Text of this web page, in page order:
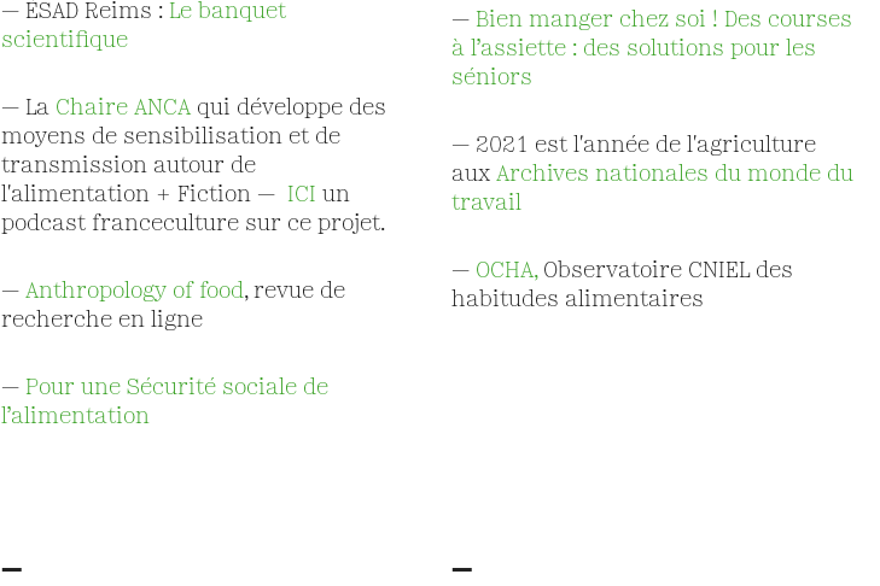
— ÉSAD Reims : Le banquet
scientifique
— La Chaire ANCAqui développe des
moyens de sensibilisation et de
transmission autour de
l'alimentation + Fiction — ICI un
podcast franceculture sur ce projet.
— Anthropology of food, revue de
recherche en ligne
— Pour une Sécurité sociale de
l’alimentation
—Bien manger chez soi ! Des courses
à l’assiette : des solutions pour les
séniors
— 2021 est l'année de l'agriculture
auxArchives nationales du monde du
travail
— OCHA,Observatoire CNIEL des
habitudes alimentaires
— —